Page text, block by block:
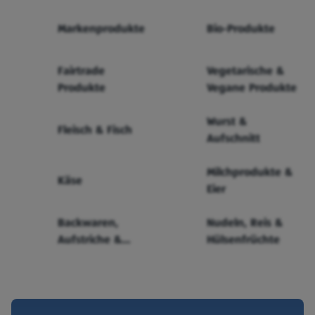
Markenprodukte Bio-Produkte
Fairtrade
Produkte
Vegetarische &
Vegane Produkte
Fleisch & Fisch
Wurst &
Aufschnitt
Käse
Milchprodukte &
Eier
Backwaren,
Aufstriche &
Nudeln, Reis &
Hülsenfrüchte